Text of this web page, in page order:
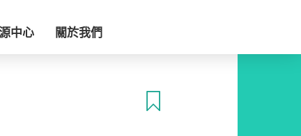
中心 關於我們